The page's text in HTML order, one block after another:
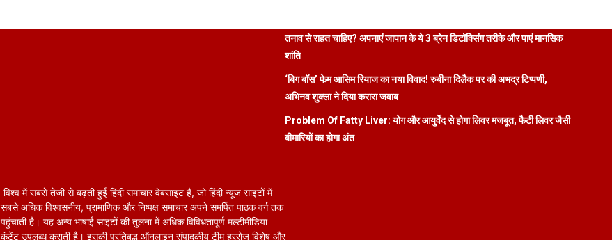
तनाव से राहत चाहिए? अपनाएं जापान के ये 3 ब्रेन डिटॉक्सिंग तरीके और पाएं मानसिक
शांति
‘बिग बॉस’ फेम आसिम रियाज का नया विवाद! रुबीना दिलैक पर की अभद्र टिप्पणी,
अभिनव शुक्ला ने दिया करारा जवाब
Problem Of Fatty Liver: योग और आयुर्वेद से होगा लिवर मजबूत, फैटी लिवर जैसी
बीमारियों का होगा अंत
विश्व में सबसे तेजी से बढ़ती हुई हिंदी समाचार वेबसाइट है, जो हिंदी न्यूज साइटों में
सबसे अधिक विश्वसनीय, प्रामाणिक और निष्पक्ष समाचार अपने समर्पित पाठक वर्ग तक
पहुंचाती है। यह अन्य भाषाई साइटों की तुलना में अधिक विविधतापूर्ण मल्टीमीडिया
कंटेंट उपलब्ध कराती है। इसकी प्रतिबद्ध ऑनलाइन संपादकीय टीम हररोज विशेष और